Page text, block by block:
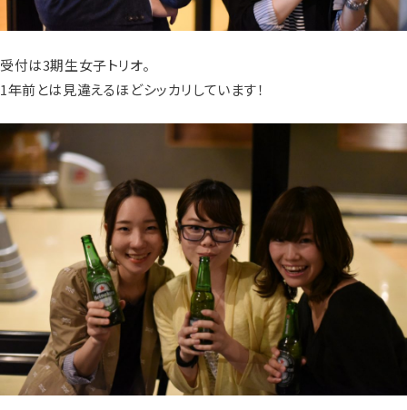
受付は3期生女子トリオ。
1年前とは見違えるほどシッカリしています！